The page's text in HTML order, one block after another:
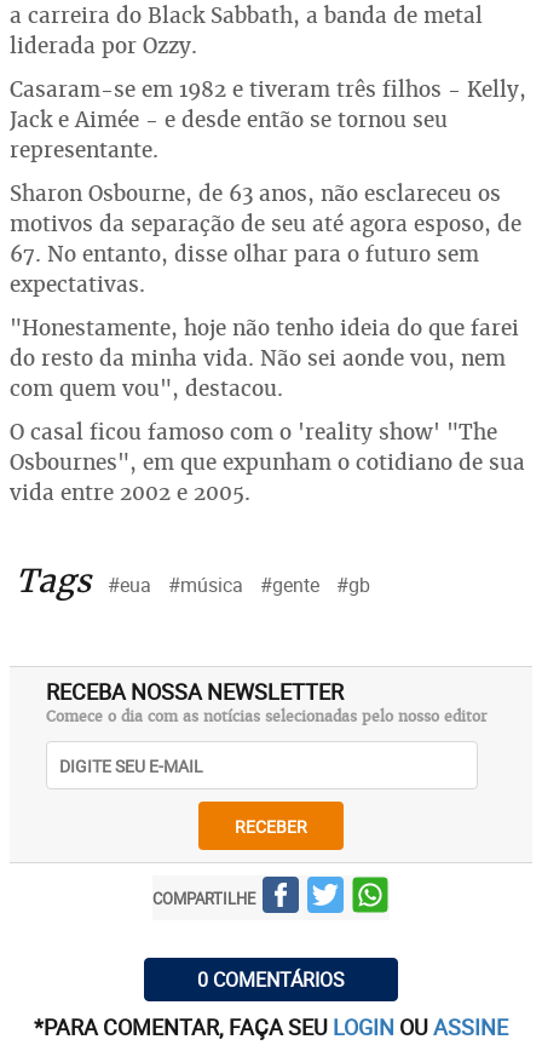
a carreira do Black Sabbath, a banda de metal
liderada por Ozzy.
Casaram-se em 1982 e tiveram três filhos - Kelly,
Jack e Aimée - e desde então se tornou seu
representante.
Sharon Osbourne, de 63 anos, não esclareceu os
motivos da separação de seu até agora esposo, de
67. No entanto, disse olhar para o futuro sem
expectativas.
"Honestamente, hoje não tenho ideia do que farei
do resto da minha vida. Não sei aonde vou, nem
com quem vou", destacou.
O casal ficou famoso com o 'reality show' "The
Osbournes", em que expunham o cotidiano de sua
vida entre 2002 e 2005.
Tags #eua #música #gente #gb
RECEBA NOSSA NEWSLETTER
Comece o dia com as notícias selecionadas pelo nosso editor
RECEBER
COMPARTILHE
0 COMENTÁRIOS
*PARA COMENTAR, FAÇA SEU LOGIN OUASSINE